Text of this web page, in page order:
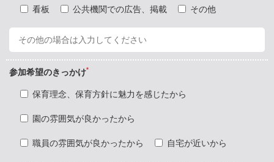
看板 公共機関での広告、掲載 その他
参加希望のきっかけ*
保育理念、保育方針に魅力を感じたから
園の雰囲気が良かったから
職員の雰囲気が良かったから 自宅が近いから